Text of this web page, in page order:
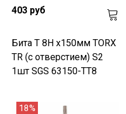
403 руб
Бита T 8H х150мм TORX
TR (с отверстием) S2
1шт SGS 63150-TT8
18%